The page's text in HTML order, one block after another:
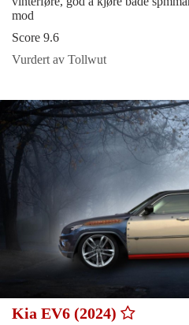
mod
Score 9.6
Vurdert av Tollwut
Kia EV6 (2024)